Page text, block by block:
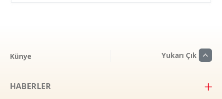
Künye Yukarı Çık
HABERLER